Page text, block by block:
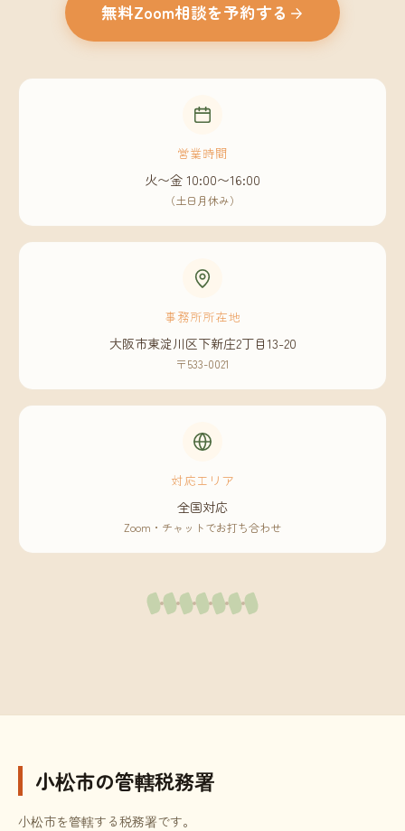
無料Zoom相談を予約する
営業時間
火〜金 10:00〜16:00
（土日月休み）
事務所所在地
大阪市東淀川区下新庄2丁目13-20
〒533-0021
対応エリア
全国対応
Zoom・チャットでお打ち合わせ
小松市の管轄税務署
小松市を管轄する税務署です。